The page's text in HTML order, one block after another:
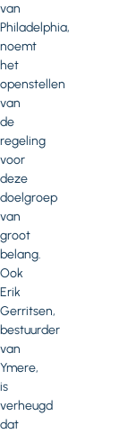
van
Philadelphia,
noemt
het
openstellen
van
de
regeling
voor
deze
doelgroep
van
groot
belang.
Ook
Erik
Gerritsen,
bestuurder
van
Ymere,
is
verheugd
dat